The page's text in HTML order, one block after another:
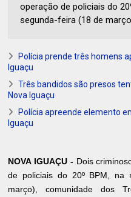
operação de policiais do
segunda-feira (18 de
Polícia prende três homens
Iguaçu
Três bandidos são presos
Nova Iguaçu
Polícia apreende elemento
Iguaçu
NOVA IGUAÇU -Dois
de policiais do 20º BPM, na
março), comunidade dos